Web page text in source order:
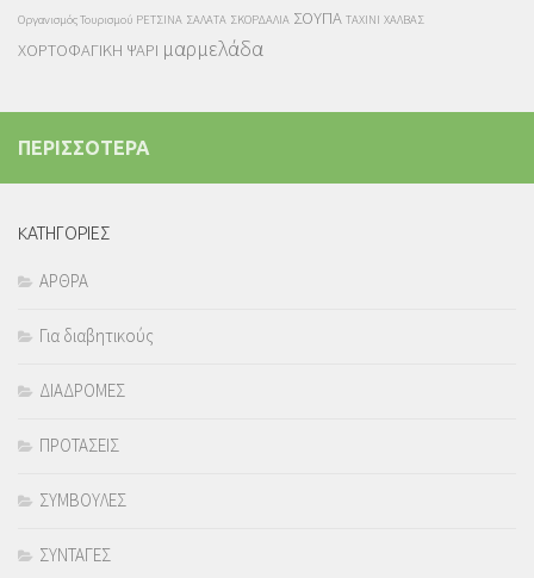
Οργανισμός Τουρισμού ΡΕΤΣΙΝΑ ΣΑΛΑΤΑ ΣΚΟΡΔΑΛΙΑ ΣΟΥΠΑ ΤΑΧΙΝΙ ΧΑΛΒΑΣ
ΧΟΡΤΟΦΑΓΙΚΗ ΨΑΡΙ μαρμελάδα
ΠΕΡΙΣΣΟΤΕΡΑ
KΑΤΗΓΟΡΙΕΣ
ΑΡΘΡΑ
Για διαβητικούς
ΔΙΑΔΡΟΜΕΣ
ΠΡΟΤΑΣΕΙΣ
ΣΥΜΒΟΥΛΕΣ
ΣΥΝΤΑΓΕΣ